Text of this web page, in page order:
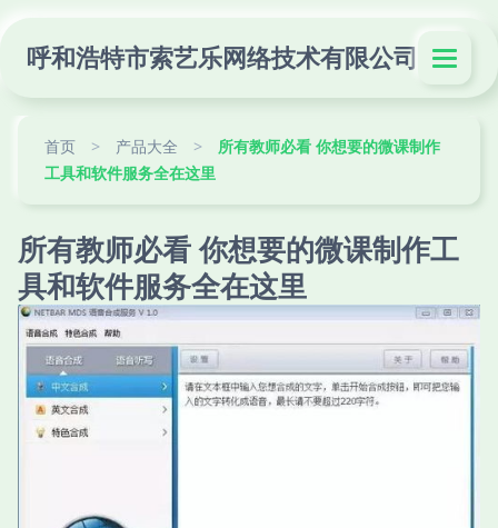
呼和浩特市索艺乐网络技术有限公司
首页 > 产品大全 >
所有教师必看 你想要的微课制作
工具和软件服务全在这里
所有教师必看 你想要的微课制作工
具和软件服务全在这里